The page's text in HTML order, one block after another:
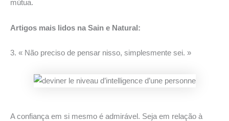
mútua.
Artigos mais lidos na Sain e Natural:
3. « Não preciso de pensar nisso, simplesmente sei. »
A confiança em si mesmo é admirável. Seja em relação à